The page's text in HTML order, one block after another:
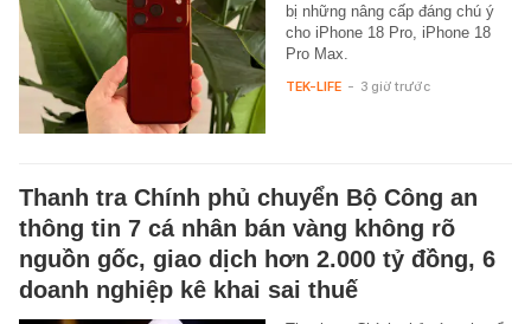
bị những nâng cấp đáng chú ý
cho iPhone 18 Pro, iPhone 18
Pro Max.
TEK-LIFE - 3 giờ trước
Thanh tra Chính phủ chuyển Bộ Công an
thông tin 7 cá nhân bán vàng không rõ
nguồn gốc, giao dịch hơn 2.000 tỷ đồng, 6
doanh nghiệp kê khai sai thuế